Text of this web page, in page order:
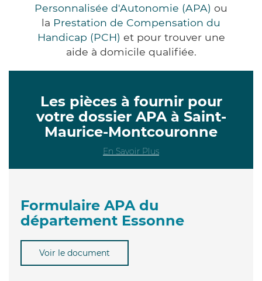
Personnalisée d'Autonomie (APA) ou
la Prestation de Compensation du
Handicap (PCH) et pour trouver une
aide à domicile qualifiée.
Les pièces à fournir pour
votre dossier APA à Saint-
Maurice-Montcouronne
En Savoir Plus
Formulaire APA du
département Essonne
Voir le document